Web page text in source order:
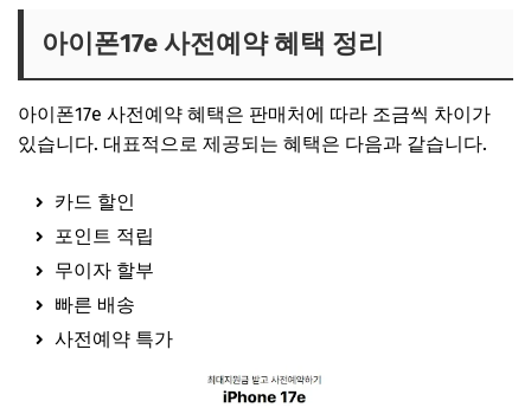
아이폰17e 사전예약 혜택 정리
아이폰17e 사전예약 혜택은 판매처에 따라 조금씩 차이가
있습니다. 대표적으로 제공되는 혜택은 다음과 같습니다.
카드 할인
포인트 적립
무이자 할부
빠른 배송
사전예약 특가